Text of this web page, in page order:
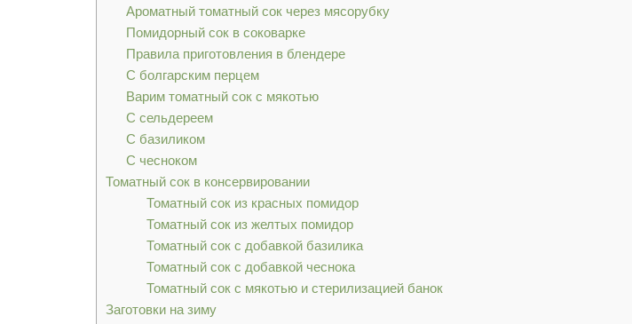
Ароматный томатный сок через мясорубку
Помидорный сок в соковарке
Правила приготовления в блендере
С болгарским перцем
Варим томатный сок с мякотью
С сельдереем
С базиликом
С чесноком
Томатный сок в консервировании
Томатный сок из красных помидор
Томатный сок из желтых помидор
Томатный сок с добавкой базилика
Томатный сок с добавкой чеснока
Томатный сок с мякотью и стерилизацией банок
Заготовки на зиму